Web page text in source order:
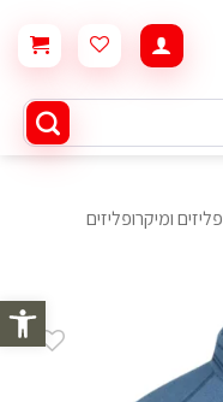
פתח
פליזים ומיקרופליזים